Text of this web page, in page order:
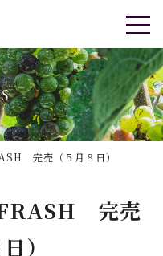
完売（５月８日）
完売
）